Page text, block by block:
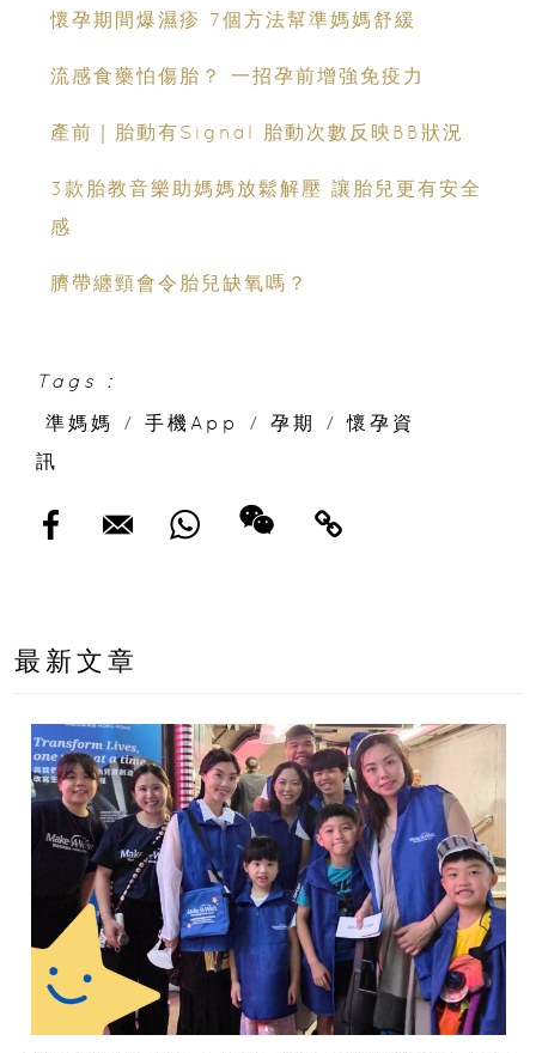
懷孕期間爆濕疹 7個方法幫準媽媽舒緩
流感食藥怕傷胎？ 一招孕前增強免疫力
產前｜胎動有Signal 胎動次數反映BB狀況
3款胎教音樂助媽媽放鬆解壓 讓胎兒更有安全
感
臍帶纏頸會令胎兒缺氧嗎？
Tags :
準媽媽
/ 手機App / 孕期 /
懷孕資
訊
最新文章